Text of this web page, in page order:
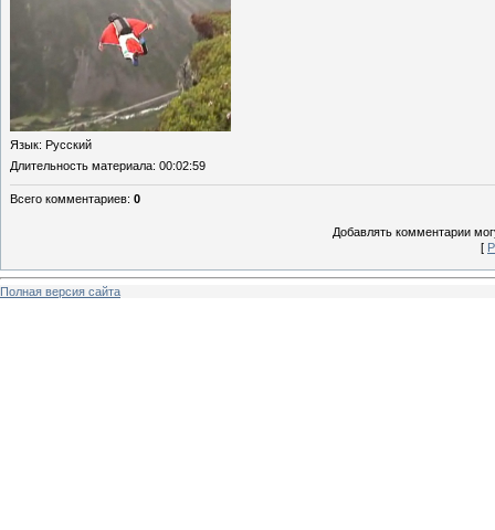
Язык: Русский
Длительность материала: 00:02:59
Всего комментариев: 0
Добавлять комментарии
[
Полная версия сайта